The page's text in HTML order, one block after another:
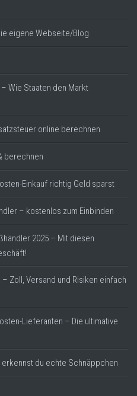
eigene Webseite/Blog
Wie Staaten den Markt
online berechnen
berechnen
Einkauf richtig Geld sparst
– kostenlos zum Einbinden
2025 – Mit diesen
Zoll, Versand und Risiken einfach
Lieferanten – Die ultimative
du echte Schnäppchen